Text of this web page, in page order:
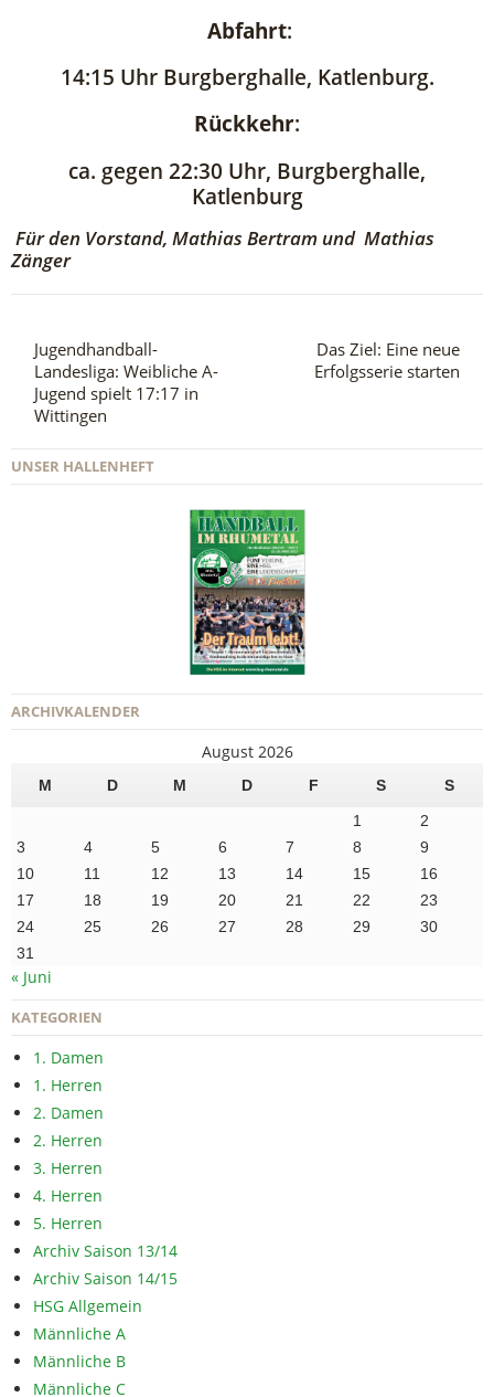
Abfahrt:
14:15 Uhr Burgberghalle, Katlenburg.
Rückkehr:
ca. gegen 22:30 Uhr, Burgberghalle,
Katlenburg
Für den Vorstand, Mathias Bertram und Mathias
Zänger
Jugendhandball-
Landesliga: Weibliche A-
Jugend spielt 17:17 in
Wittingen
Das Ziel: Eine neue
Erfolgsserie starten
UNSER HALLENHEFT
ARCHIVKALENDER
August 2026
M D M D F S
S
1
2
3
4 5 6 7 8
9
10
11 12 13 14 15
16
17
18 19 20 21 22
23
24
25 26 27 28 29
30
31
« Juni
KATEGORIEN
1. Damen
1. Herren
2. Damen
2. Herren
3. Herren
4. Herren
5. Herren
Archiv Saison 13/14
Archiv Saison 14/15
HSG Allgemein
Männliche A
Männliche B
Männliche C